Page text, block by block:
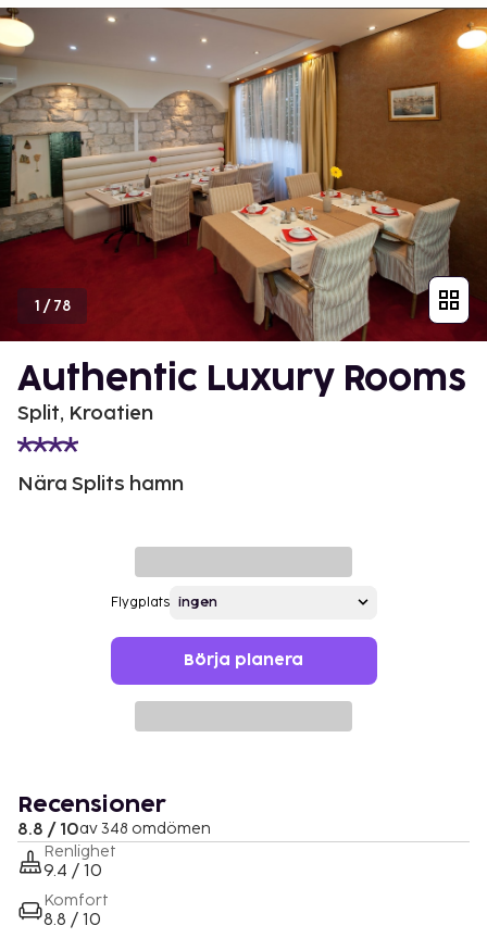
1 /78
Authentic Luxury Rooms
Split, Kroatien
Nära Splits hamn
Flygplats
Börja planera
Recensioner
8.8 / 10av 348 omdömen
Renlighet
9.4 / 10
Komfort
8.8 / 10